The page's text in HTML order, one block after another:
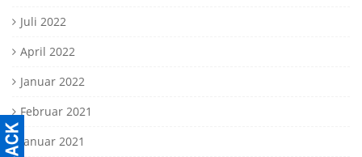
Juli 2022
April 2022
Januar 2022
Februar 2021
Januar 2021